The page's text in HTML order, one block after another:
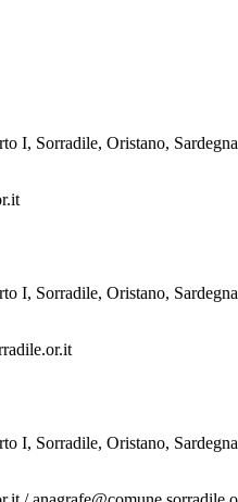
I, Sorradile, Oristano,
I, Sorradile, Oristano,
I, Sorradile, Oristano,